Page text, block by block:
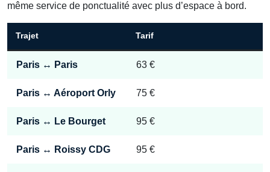
même service de ponctualité avec plus d’espace à bord.
Trajet Tarif
Paris ↔ Paris 63 €
Paris ↔ Aéroport Orly 75 €
Paris ↔ Le Bourget 95 €
Paris ↔ Roissy CDG 95 €